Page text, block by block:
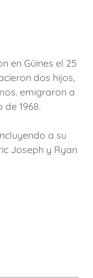
en Güines el 25
dos hijos,
emigraron a
de 1968.
a su
Joseph y Ryan